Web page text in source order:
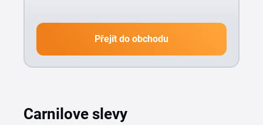
Přejít do obchodu
Carnilove slevy